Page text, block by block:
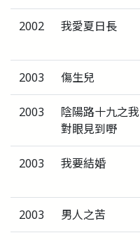
2002 我愛夏日長
2003 傷生兒
2003
陰陽路十九之我
對眼見到嘢
2003 我要結婚
2003 男人之苦